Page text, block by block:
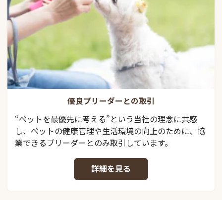
優良ブリーダーとの取引
“ペットを最優先に考える”という当社の理念に共感
し、ペットの健康管理や生活環境の向上のために、協
業できるブリーダーとのみ取引しています。
詳細を見る